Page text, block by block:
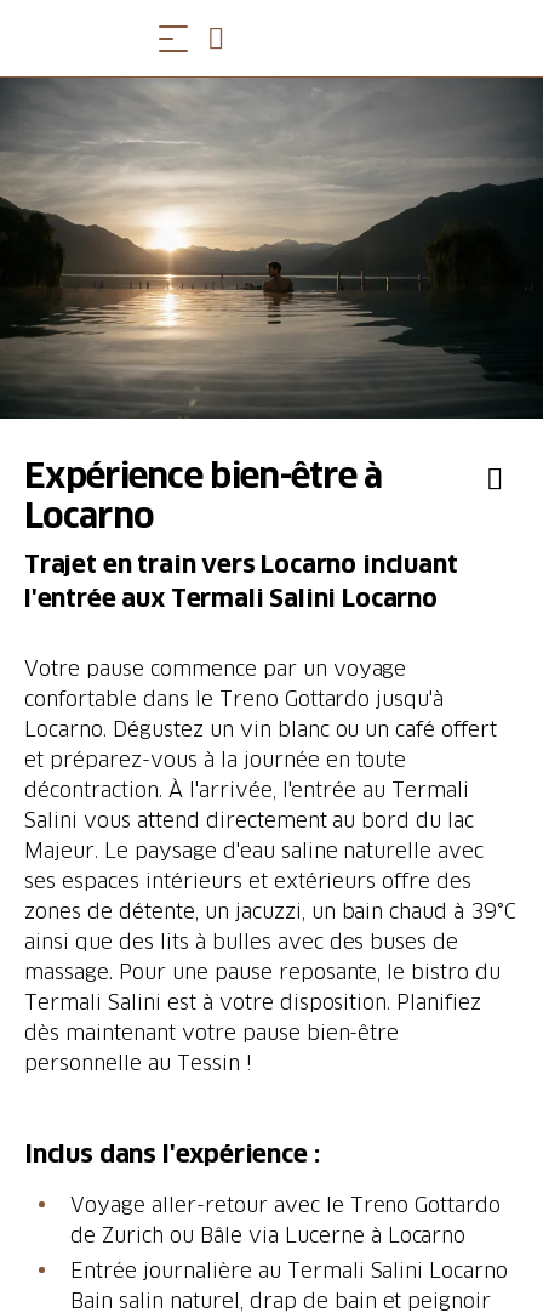
Expérience bien-être à
Locarno
Trajet en train vers Locarno incluant
l'entrée aux Termali Salini Locarno
Votre pause commence par un voyage
confortable dans le Treno Gottardo jusqu'à
Locarno. Dégustez un vin blanc ou un café offert
et préparez-vous à la journée en toute
décontraction. À l'arrivée, l'entrée au Termali
Salini vous attend directement au bord du lac
Majeur. Le paysage d'eau saline naturelle avec
ses espaces intérieurs et extérieurs offre des
zones de détente, un jacuzzi, un bain chaud à 39°C
ainsi que des lits à bulles avec des buses de
massage. Pour une pause reposante, le bistro du
Termali Salini est à votre disposition. Planifiez
dès maintenant votre pause bien-être
personnelle au Tessin !
Inclus dans l'expérience :
Voyage aller-retour avec le Treno Gottardo
de Zurich ou Bâle via Lucerne à Locarno
Entrée journalière au Termali Salini Locarno
Bain salin naturel, drap de bain et peignoir